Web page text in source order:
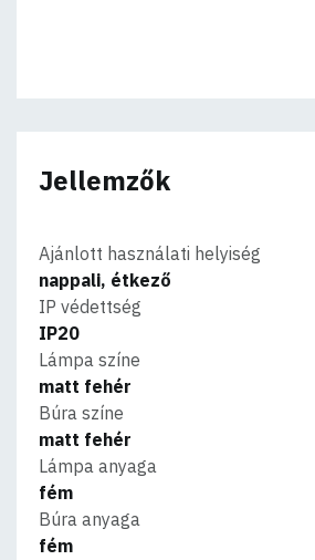
Jellemzők
Ajánlott használati helyiség
nappali, étkező
IP védettség
IP20
Lámpa színe
matt fehér
Búra színe
matt fehér
Lámpa anyaga
fém
Búra anyaga
fém